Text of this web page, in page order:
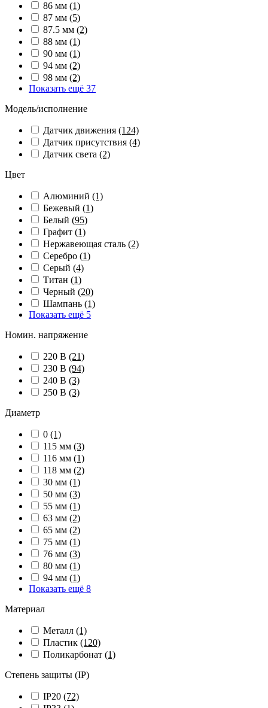
86 мм (1)
87 мм (5)
87.5 мм (2)
88 мм (1)
90 мм (1)
94 мм (2)
98 мм (2)
Показать ещё 37
Модель/исполнение
Датчик движения (124)
Датчик присутствия (4)
Датчик света (2)
Цвет
Алюминий (1)
Бежевый (1)
Белый (95)
Графит (1)
Нержавеющая сталь (2)
Серебро (1)
Серый (4)
Титан (1)
Черный (20)
Шампань (1)
Показать ещё 5
Номин. напряжение
220 В (21)
230 В (94)
240 В (3)
250 В (3)
Диаметр
0 (1)
115 мм (3)
116 мм (1)
118 мм (2)
30 мм (1)
50 мм (3)
55 мм (1)
63 мм (2)
65 мм (2)
75 мм (1)
76 мм (3)
80 мм (1)
94 мм (1)
Показать ещё 8
Материал
Металл (1)
Пластик (120)
Поликарбонат (1)
Степень защиты (IP)
IP20 (72)